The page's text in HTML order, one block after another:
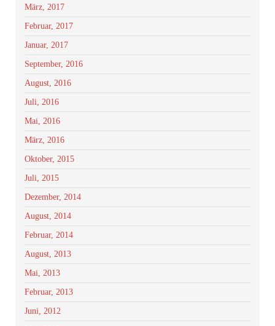
März, 2017
Februar, 2017
Januar, 2017
September, 2016
August, 2016
Juli, 2016
Mai, 2016
März, 2016
Oktober, 2015
Juli, 2015
Dezember, 2014
August, 2014
Februar, 2014
August, 2013
Mai, 2013
Februar, 2013
Juni, 2012